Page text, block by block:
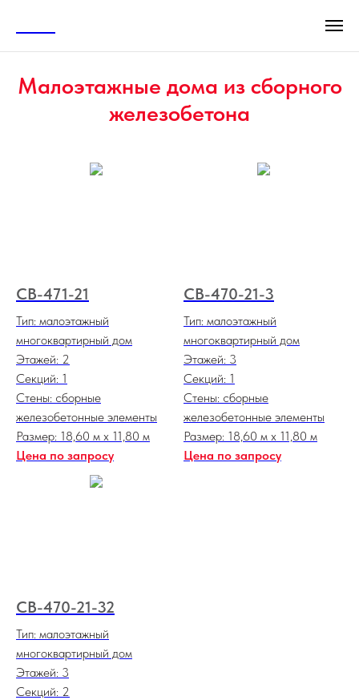
Малоэтажные дома из сборного
железобетона
СВ-471-21
Тип: малоэтажный
многоквартирный дом
Этажей: 2
Секций: 1
Стены: сборные
железобетонные элементы
Размер: 18,60 м х 11,80 м
Цена по запросу
СВ-470-21-3
Тип: малоэтажный
многоквартирный дом
Этажей: 3
Секций: 1
Стены: сборные
железобетонные элементы
Размер: 18,60 м х 11,80 м
Цена по запросу
СВ-470-21-32
Тип: малоэтажный
многоквартирный дом
Этажей: 3
Секций: 2